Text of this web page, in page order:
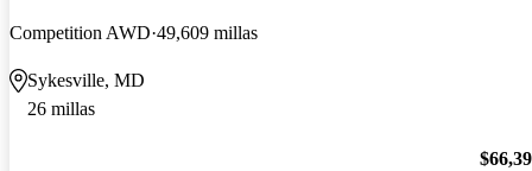
Competition AWD 49,609 millas
Sykesville, MD
26 millas